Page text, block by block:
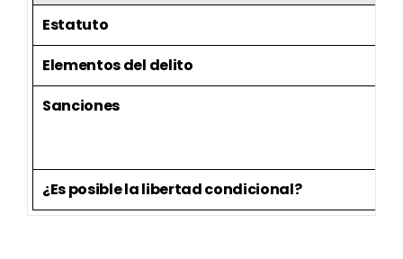
Estatuto
Elementos del delito
Sanciones
¿Es posible la libertad condicional?